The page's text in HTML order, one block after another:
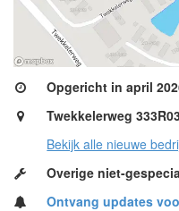
Opgericht in april
Twekkelerweg
Bekijk alle nieuwe
Overige niet-
Ontvang updates